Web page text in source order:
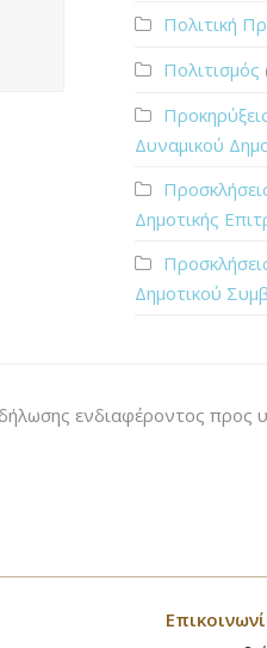
Πολιτική
Πολιτισμός
Δυναμικού
Δημοτικής
Δημοτικού
ενδιαφέροντος προς